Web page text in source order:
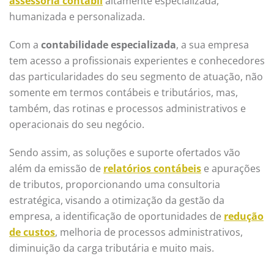
humanizada e personalizada.
Com a contabilidade especializada, a sua empresa
tem acesso a profissionais experientes e conhecedores
das particularidades do seu segmento de atuação, não
somente em termos contábeis e tributários, mas,
também, das rotinas e processos administrativos e
operacionais do seu negócio.
Sendo assim, as soluções e suporte ofertados vão
além da emissão de relatórios contábeis e apurações
de tributos, proporcionando uma consultoria
estratégica, visando a otimização da gestão da
empresa, a identificação de oportunidades de redução
de custos, melhoria de processos administrativos,
diminuição da carga tributária e muito mais.